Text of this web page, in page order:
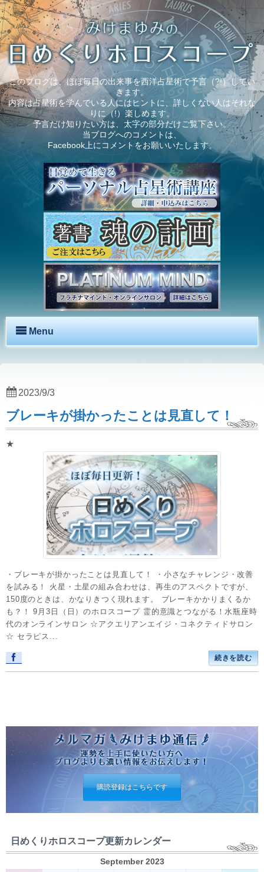
このブログは、ほぼ毎日の出来事を西洋占星術で予言（?!）してい
きます。
内容は占星術を学んでいる人にはヒントに、詳しくない人はそれな
りに（!）楽しめます。
予言だけ知りたい方は、太字の部分だけご覧下さい。
当ブログへのコメントは、
Facebook上にコメントをお願いいたします。
Menu
ブレーキが掛かったことは見直して！
★
・ブレーキが掛かったことは見直して！ ・小さなチャレンジ・改善
を試みる！ 火星・土星の組み合わせは、再生のアスペクトですが、
150度のときは、かなりきつく現れます。 ブレーキかかりまくるか
も？！ 9月3日（日）のホロスコープ 霊的意識とつながる！水瓶座時
代のオンラインサロン ☆アクエリアンエイジ・コネクティドサロン
☆ セラピス...
続きを読む
2023/9/3
購読登録はこちらです
日めくりホロスコープ更新カレンダー
September 2023